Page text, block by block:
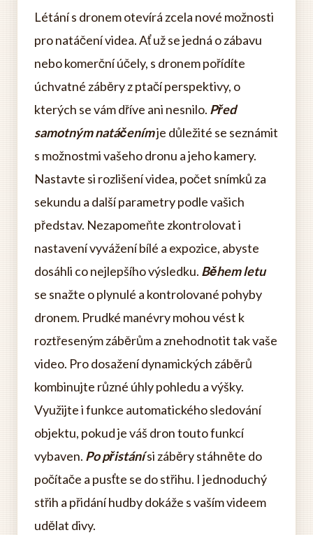
Létání s dronem otevírá zcela nové možnosti
pro natáčení videa. Ať už se jedná o zábavu
nebo komerční účely, s dronem pořídíte
úchvatné záběry z ptačí perspektivy, o
kterých se vám dříve ani nesnilo. Před
samotným natáčenímje důležité se seznámit
s možnostmi vašeho dronu a jeho kamery.
Nastavte si rozlišení videa, počet snímků za
sekundu a další parametry podle vašich
představ. Nezapomeňte zkontrolovat i
nastavení vyvážení bílé a expozice, abyste
dosáhli co nejlepšího výsledku. Během letu
se snažte o plynulé a kontrolované pohyby
dronem. Prudké manévry mohou vést k
roztřeseným záběrům a znehodnotit tak vaše
video. Pro dosažení dynamických záběrů
kombinujte různé úhly pohledu a výšky.
Využijte i funkce automatického sledování
objektu, pokud je váš dron touto funkcí
vybaven. Po přistánísi záběry stáhněte do
počítače a pusťte se do střihu. I jednoduchý
střih a přidání hudby dokáže s vaším videem
udělat divy.